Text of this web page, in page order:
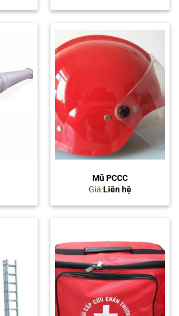
Mũ PCCC
Giá:Liên hệ